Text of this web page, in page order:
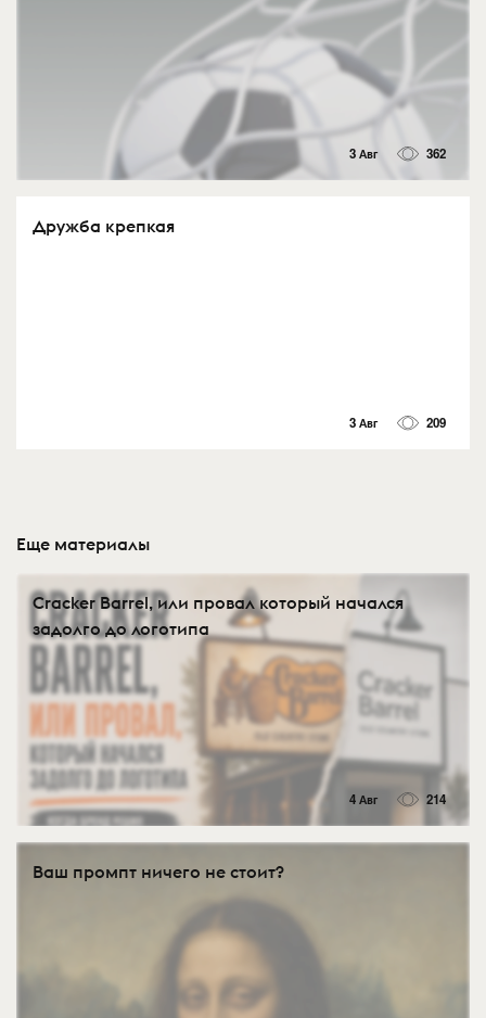
3 Авг 362
Дружба крепкая
3 Авг 209
Еще материалы
Cracker Barrel, или провал который начался
задолго до логотипа
4 Авг 214
Ваш промпт ничего не стоит?